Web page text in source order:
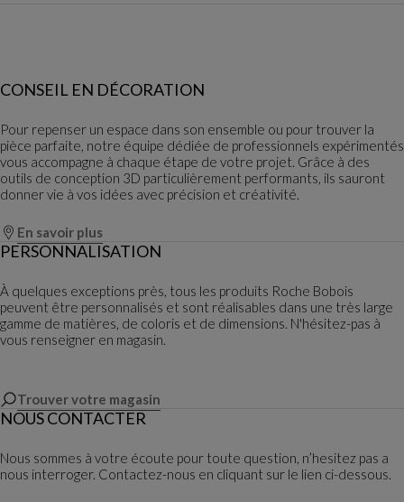
CONSEIL EN DÉCORATION
Pour repenser un espace dans son ensemble ou pour trouver la
pièce parfaite, notre équipe dédiée de professionnels expérimentés
vous accompagne à chaque étape de votre projet. Grâce à des
outils de conception 3D particulièrement performants, ils sauront
donner vie à vos idées avec précision et créativité.
En savoir plus
PERSONNALISATION
À quelques exceptions près, tous les produits Roche Bobois
peuvent être personnalisés et sont réalisables dans une très large
gamme de matières, de coloris et de dimensions. N'hésitez-pas à
vous renseigner en magasin.
Trouver votre magasin
NOUS CONTACTER
Nous sommes à votre écoute pour toute question, n’hesitez pas a
nous interroger. Contactez-nous en cliquant sur le lien ci-dessous.